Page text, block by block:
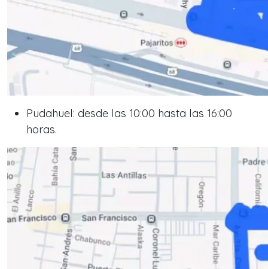
Pudahuel: desde las 10:00 hasta las 16:00
horas.